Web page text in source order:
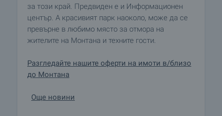
за този край. Предвиден е и Информационен
център. А красивият парк наоколо, може да се
превърне в любимо място за отмора на
жителите на Монтана и техните гости.
Разгледайте нашите оферти на имоти в/близо
до Монтана
Още новини